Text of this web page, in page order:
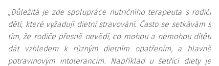
„Důležitá je zde spolupráce nutričního terapeuta s rodiči
dětí, které vyžadují dietní stravování. Často se setkávám s
tím, že rodiče přesně nevědí, co mohou a nemohou dítěti
dát vzhledem k různým dietním opatřením, a hlavně
potravinovým intolerancím. Například u šetřící diety je